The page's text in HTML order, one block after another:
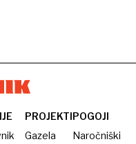
PROJEKTI
Gazela
POGOJI
Naročniški